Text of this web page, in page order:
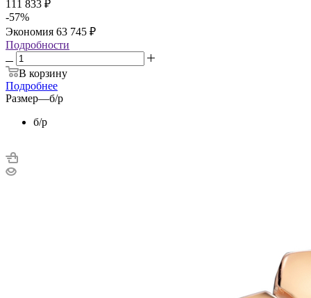
111 833 ₽
-57%
Экономия 63 745 ₽
Подробности
В корзину
Подробнее
Размер—б/р
б/р